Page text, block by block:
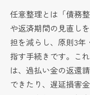
任意整理とは「債務
や返済期間の見直し
担を減らし、原則3年
指す手続きです。こ
は、過払い金の返還
できたり、遅延損害